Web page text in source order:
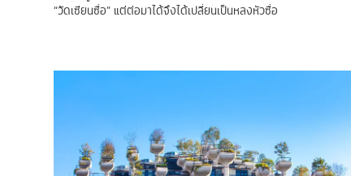
“วัดเซียนซื่อ” แต่ต่อมาได้จึงได้เปลี่ยนเป็นหลงหัวซื่อ